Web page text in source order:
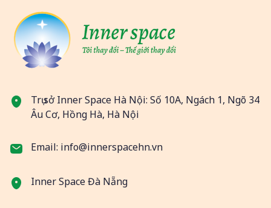
Trụ sở Inner Space Hà Nội: Số 10A, Ngách 1, Ngõ 34
Âu Cơ, Hồng Hà, Hà Nội
Email: info@innerspacehn.vn
Inner Space Đà Nẵng